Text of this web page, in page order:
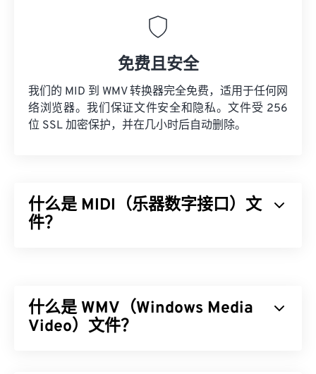
免费且安全
我们的 MID 到 WMV 转换器完全免费，适用于任何网
络浏览器。我们保证文件安全和隐私。文件受 256
位 SSL 加密保护，并在几小时后自动删除。
什么是 MIDI（乐器数字接口）文
件？
的是在应用程序、软件和硬件之间共享音乐信息（例
如音符、时值、音高和音量）。
什么是 WMV（Windows Media
Video）文件？